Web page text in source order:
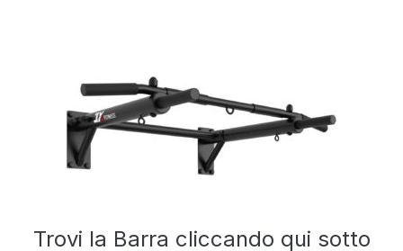
Trovi la Barra cliccando qui sotto